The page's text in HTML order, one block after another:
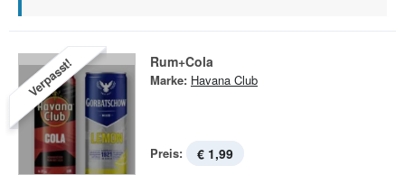
Verpasst! Rum+Cola
Marke: Havana Club
Preis: € 1,99